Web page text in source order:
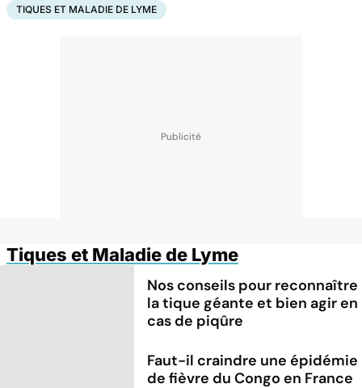
TIQUES ET MALADIE DE LYME
Tiques et Maladie de Lyme
Nos conseils pour reconnaître
la tique géante et bien agir en
cas de piqûre
Faut-il craindre une épidémie
de fièvre du Congo en France